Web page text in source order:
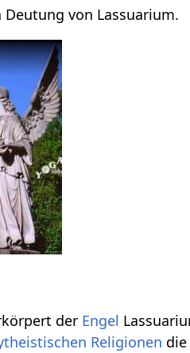
von Lassuarium.
der Engel
Religionen die